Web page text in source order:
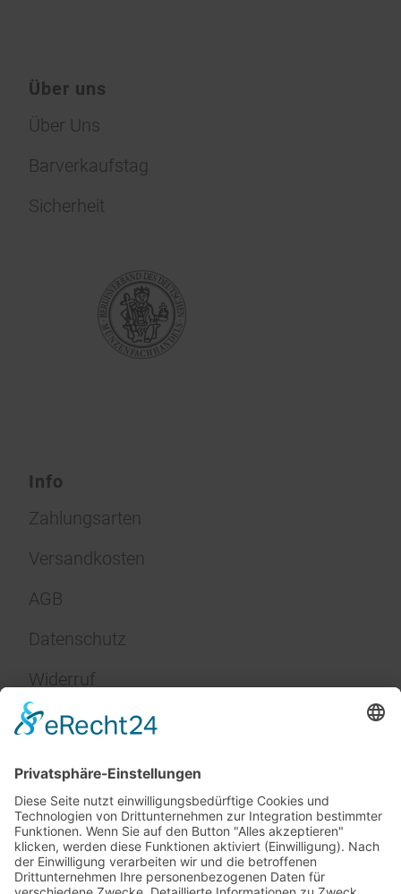
Über uns
Über Uns
Barverkaufstag
Sicherheit
Info
Zahlungsarten
Versandkosten
AGB
Datenschutz
Widerruf
Impressum
Service
FAQ